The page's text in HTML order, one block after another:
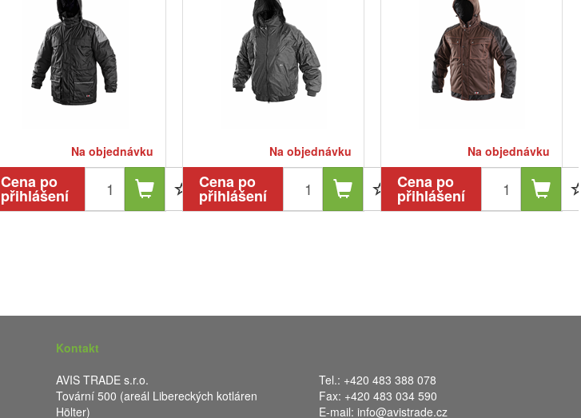
Na objednávku
Cena po
přihlášení
Na objednávku
Cena po
přihlášení
Na objednávku
Cena po
přihlášení
Kontakt
AVIS TRADE s.r.o.
Tovární 500 (areál Libereckých kotláren
Hölter)
Tel.: +420 483 388 078
Fax: +420 483 034 590
E-mail: info@avistrade.cz